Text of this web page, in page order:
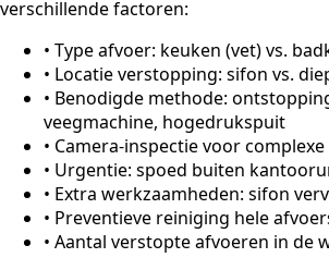
verschillende factoren:
• Type afvoer: keuken (vet) vs.
• Locatie verstopping: sifon vs.
• Benodigde methode:
veegmachine, hogedrukspuit
• Camera-inspectie voor
• Urgentie: spoed buiten
• Extra werkzaamheden: sifon
• Preventieve reiniging hele
• Aantal verstopte afvoeren in de